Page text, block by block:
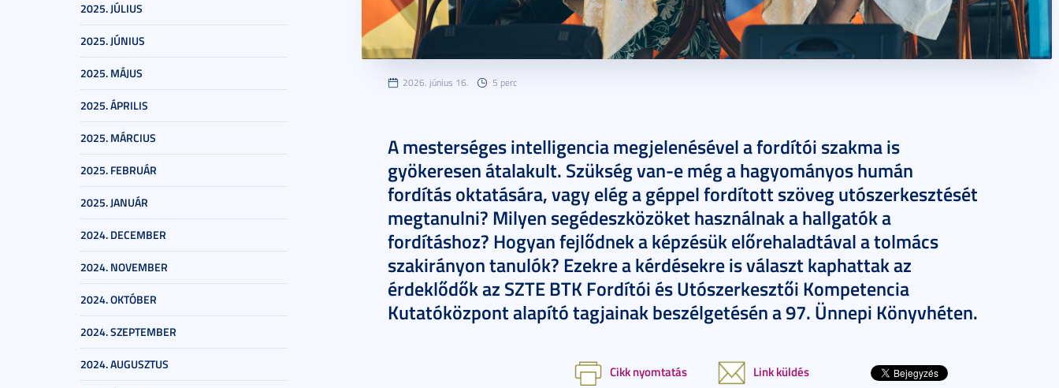
2025. JÚLIUS
2025. JÚNIUS
2025. MÁJUS
2025. ÁPRILIS
2025. MÁRCIUS
2025. FEBRUÁR
2025. JANUÁR
2024. DECEMBER
2024. NOVEMBER
2024. OKTÓBER
2024. SZEPTEMBER
2024. AUGUSZTUS
2026. június 16. 5 perc
A mesterséges intelligencia megjelenésével a fordítói szakma is
gyökeresen átalakult. Szükség van-e még a hagyományos humán
fordítás oktatására, vagy elég a géppel fordított szöveg utószerkesztését
megtanulni? Milyen segédeszközöket használnak a hallgatók a
fordításhoz? Hogyan fejlődnek a képzésük előrehaladtával a tolmács
szakirányon tanulók? Ezekre a kérdésekre is választ kaphattak az
érdeklődők az SZTE BTK Fordítói és Utószerkesztői Kompetencia
Kutatóközpont alapító tagjainak beszélgetésén a 97. Ünnepi Könyvhéten.
Cikk nyomtatás Link küldés